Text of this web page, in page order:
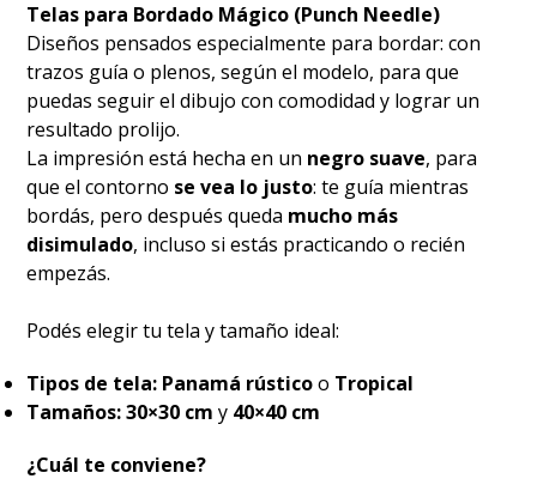
Telas para Bordado Mágico (Punch Needle)
Diseños pensados especialmente para bordar: con
trazos guía o plenos, según el modelo, para que
puedas seguir el dibujo con comodidad y lograr un
resultado prolijo.
La impresión está hecha en un negro suave, para
que el contorno se vea lo justo: te guía mientras
bordás, pero después queda mucho más
disimulado, incluso si estás practicando o recién
empezás.
Podés elegir tu tela y tamaño ideal:
Tipos de tela: Panamá rústicoo Tropical
Tamaños: 30×30 cm y 40×40 cm
¿Cuál te conviene?